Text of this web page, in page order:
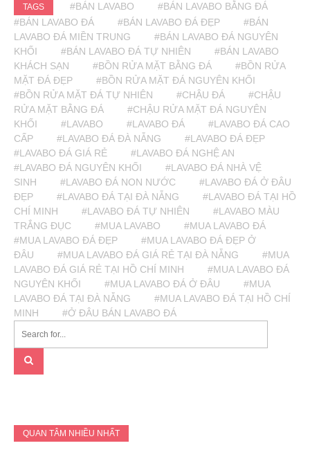
TAGS #BÁN LAVABO
#BÁN LAVABO BẰNG ĐÁ
#BÁN LAVABO ĐÁ
#BÁN LAVABO ĐÁ ĐẸP
#BÁN
LAVABO ĐÁ MIỀN TRUNG
#BÁN LAVABO ĐÁ NGUYÊN
KHỐI
#BÁN LAVABO ĐÁ TỰ NHIÊN
#BÁN LAVABO
KHÁCH SẠN
#BỒN RỬA MẶT BẰNG ĐÁ
#BỒN RỬA
MẶT ĐÁ ĐẸP
#BỒN RỬA MẶT ĐÁ NGUYÊN KHỐI
#BỒN RỬA MẶT ĐÁ TỰ NHIÊN
#CHẬU ĐÁ
#CHẬU
RỬA MẶT BẰNG ĐÁ
#CHẬU RỬA MẶT ĐÁ NGUYÊN
KHỐI
#LAVABO #LAVABO ĐÁ
#LAVABO ĐÁ CAO
CẤP
#LAVABO ĐÁ ĐÀ NẴNG
#LAVABO ĐÁ ĐẸP
#LAVABO ĐÁ GIÁ RẺ
#LAVABO ĐÁ NGHỆ AN
#LAVABO ĐÁ NGUYÊN KHỐI
#LAVABO ĐÁ NHÀ VỆ
SINH
#LAVABO ĐÁ NON NƯỚC
#LAVABO ĐÁ Ở ĐÂU
ĐẸP
#LAVABO ĐÁ TẠI ĐÀ NẴNG
#LAVABO ĐÁ TẠI HỒ
CHÍ MINH
#LAVABO ĐÁ TỰ NHIÊN
#LAVABO MÀU
TRẮNG ĐỤC
#MUA LAVABO
#MUA LAVABO ĐÁ
#MUA LAVABO ĐÁ ĐẸP
#MUA LAVABO ĐÁ ĐẸP Ở
ĐÂU
#MUA LAVABO ĐÁ GIÁ RẺ TẠI ĐÀ NẴNG
#MUA
LAVABO ĐÁ GIÁ RẺ TẠI HỒ CHÍ MINH
#MUA LAVABO ĐÁ
NGUYÊN KHỐI
#MUA LAVABO ĐÁ Ở ĐÂU
#MUA
LAVABO ĐÁ TẠI ĐÀ NẴNG
#MUA LAVABO ĐÁ TẠI HỒ CHÍ
MINH
#Ở ĐÂU BÁN LAVABO ĐÁ
QUAN TÂM NHIỀU NHẤT